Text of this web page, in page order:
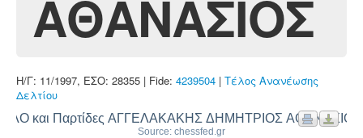
ΑΘΑΝΑΣΙΟΣ
Η/Γ: 11/1997, ΕΣΟ: 28355 | Fide: 4239504 | Τέλος Ανανέωσης
Δελτίου
ΕΛΟ και Παρτίδες ΑΓΓΕΛΑΚΑΚΗΣ ΔΗΜΗΤΡΙΟΣ ΑΘΑΝΑΣΙΟΣ
Source: chessfed.gr